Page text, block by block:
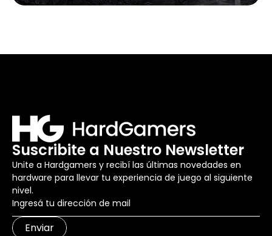
Suscribite a Nuestro Newsletter
Unite a Hardgamers y recibí las últimas novedades en
hardware para llevar tu experiencia de juego al siguiente
nivel.
Enviar